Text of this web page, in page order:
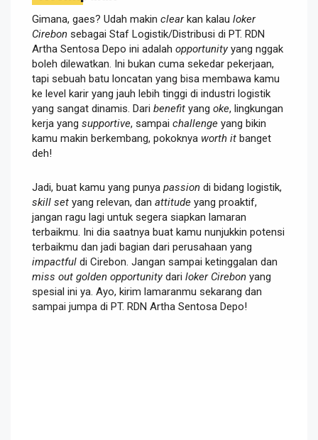
Gimana, gaes? Udah makin clearkan kalau loker
Cirebon sebagai Staf Logistik/Distribusi di PT. RDN
Artha Sentosa Depo ini adalah opportunityyang nggak
boleh dilewatkan. Ini bukan cuma sekedar pekerjaan,
tapi sebuah batu loncatan yang bisa membawa kamu
ke level karir yang jauh lebih tinggi di industri logistik
yang sangat dinamis. Dari benefit yang oke, lingkungan
kerja yang supportive, sampai challenge yang bikin
kamu makin berkembang, pokoknya worth it banget
deh!
Jadi, buat kamu yang punya passion di bidang logistik,
skill set yang relevan, dan attitude yang proaktif,
jangan ragu lagi untuk segera siapkan lamaran
terbaikmu. Ini dia saatnya buat kamu nunjukkin potensi
terbaikmu dan jadi bagian dari perusahaan yang
impactful di Cirebon. Jangan sampai ketinggalan dan
miss out golden opportunitydari loker Cirebon yang
spesial ini ya. Ayo, kirim lamaranmu sekarang dan
sampai jumpa di PT. RDN Artha Sentosa Depo!